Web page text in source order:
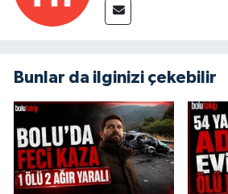
Bunlar da ilginizi çekebilir